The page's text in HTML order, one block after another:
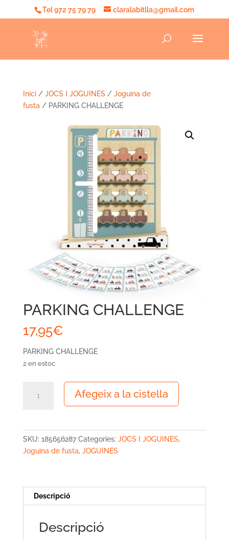
Tel 972 75 79 79 claralabitlla@gmail.com
Inici/ JOCS I JOGUINES / Joguina de
fusta / PARKING CHALLENGE
PARKING CHALLENGE
17,95€
PARKING CHALLENGE
2 en estoc
Afegeix a la cistella
SKU: 185656287 Categories: JOCS I JOGUINES,
Joguina de fusta, JOGUINES
Descripció
Descripció